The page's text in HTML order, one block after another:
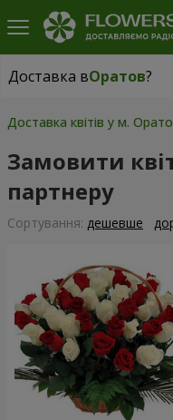
Доставка вОратов?
Доставка вОратов|
Доставка квітів у м.
Замовити
партнеру
Сортування: дешевше